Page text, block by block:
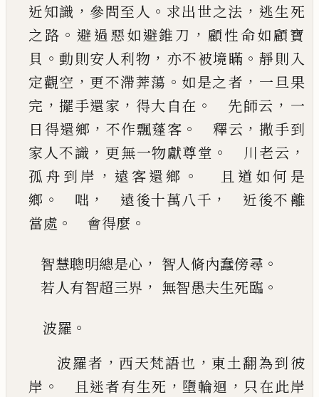
近知識 ， 參問至人 。 求出世之法 ， 逃生死
之路 。 避過惡如避錐刀 ， 顧性命如顧寶
貝 。 動則安人利物 ， 亦不被境瞞 。 靜則入
定觀空 ， 更不滯莾蕩 。 如是之者 ， 一旦果
完 ， 擺手還家 ， 得大自在 。 先師云 ， 一
日 得還鄉 ， 不作飄蓬客 。 釋云 ， 撒手到
家人不識 ， 更無一物獻尊堂 。 川老云 ，
孤舟到岸 ， 遠客還鄉 。
且道如何是
鄉 。 咄 ， 遠後十萬八千 ， 近後不 離
當處 。 會得麼 。
智慧聰明總是心 ， 智人脩內蠢傍尋 。
若人有智超三界 ， 無智愚夫生死臨 。
波羅 。
波羅者 ， 西天梵語也 ， 東土翻為到彼
岸 。 且迷者有生死 ， 墮輪迴 ， 只在此岸